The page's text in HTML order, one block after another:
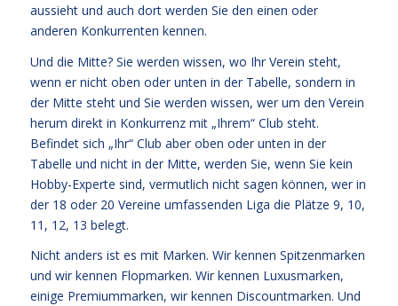
aussieht und auch dort werden Sie den einen oder
anderen Konkurrenten kennen.
Und die Mitte? Sie werden wissen, wo Ihr Verein steht,
wenn er nicht oben oder unten in der Tabelle, sondern in
der Mitte steht und Sie werden wissen, wer um den Verein
herum direkt in Konkurrenz mit „Ihrem“ Club steht.
Befindet sich „Ihr“ Club aber oben oder unten in der
Tabelle und nicht in der Mitte, werden Sie, wenn Sie kein
Hobby-Experte sind, vermutlich nicht sagen können, wer in
der 18 oder 20 Vereine umfassenden Liga die Plätze 9, 10,
11, 12, 13 belegt.
Nicht anders ist es mit Marken. Wir kennen Spitzenmarken
und wir kennen Flopmarken. Wir kennen Luxusmarken,
einige Premiummarken, wir kennen Discountmarken. Und